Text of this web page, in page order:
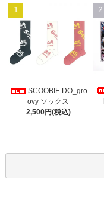
1
SCOOBIE DO_gro
ovy ソックス
2,500円(税込)
2